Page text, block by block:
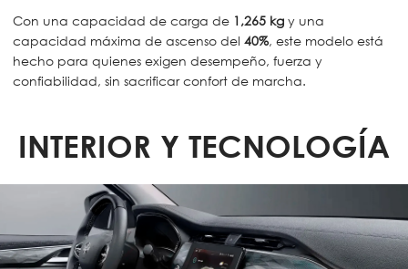
Con una capacidad de carga de 1,265 kgy una
capacidad máxima de ascenso del 40%, este modelo está
hecho para quienes exigen desempeño, fuerza y
confiabilidad, sin sacrificar confort de marcha.
INTERIOR Y TECNOLOGÍA